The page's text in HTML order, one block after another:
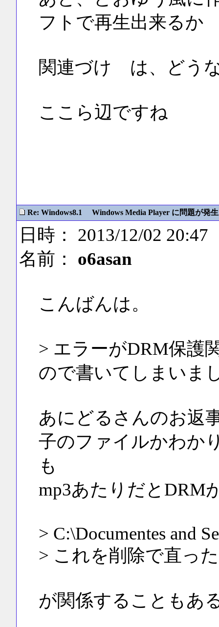
フトで再生出来るか
関連づけ は、どう
ここら辺ですね
Re: Windows8.1 Windows Media Player に問題が発生
日時： 2013/12/02 20:47
名前： o6asan
こんばんは。
> エラーがDRM保護
ので書いてしまいま
あにどるさんのお返
子のファイルかわか
も
mp3あたりだとDRM
> C:\Documentes and
> これを削除で直っ
が関係することもあ